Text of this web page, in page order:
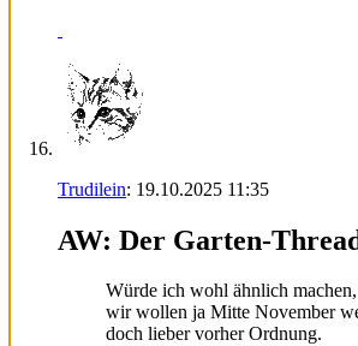
Trudilein: 19.10.2025 11:35
AW: Der Garten-
Würde ich wohl ähnlich
wir wollen ja Mitte November
doch lieber vorher Ordnung.